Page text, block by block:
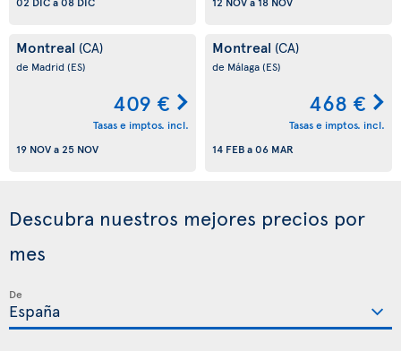
Montreal (CA)
de Madrid(ES)
409 €
Tasas e imptos. incl.
19 NOVa25 NOV
Montreal (CA)
de Málaga(ES)
468 €
Tasas e imptos. incl.
14 FEBa06 MAR
Descubra nuestros mejores precios por
mes
De